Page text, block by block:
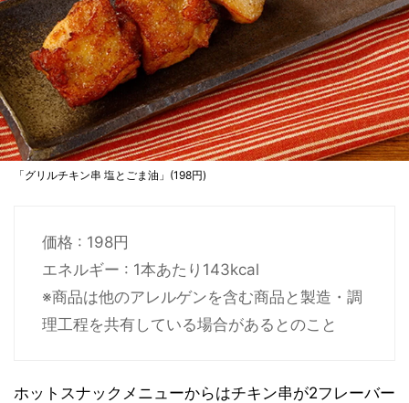
「グリルチキン串 塩とごま油」(198円)
価格 : 198円
エネルギー : 1本あたり143kcal
※商品は他のアレルゲンを含む商品と製造・調
理工程を共有している場合があるとのこと
ホットスナックメニューからはチキン串が2フレーバー